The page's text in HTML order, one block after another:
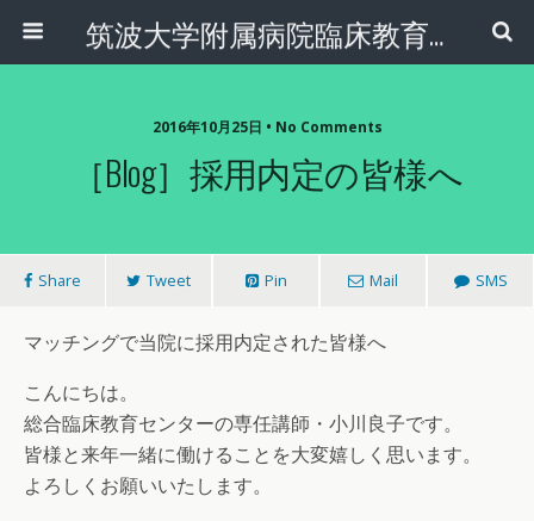
筑波大学附属病院臨床教育センター
2016年10月25日 • No Comments
［Blog］採用内定の皆様へ
Share Tweet Pin Mail SMS
マッチングで当院に採用内定された皆様へ
こんにちは。
総合臨床教育センターの専任講師・小川良子です。
皆様と来年一緒に働けることを大変嬉しく思います。
よろしくお願いいたします。